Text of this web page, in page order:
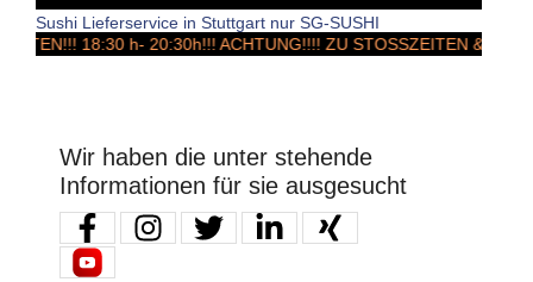
Sushi Lieferservice in Stuttgart nur SG-SUSHI
18:30 h- 20:30h!!! ACHTUNG!!!! ZU STOSSZEITEN &
Wir haben die unter stehende
Informationen für sie ausgesucht